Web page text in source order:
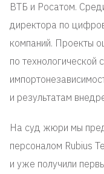
ВТБ и Росатом.
директора по
компаний. Проекты
по технологической
и результатам
На суд жюри мы
персоналом Rubius
и уже получили